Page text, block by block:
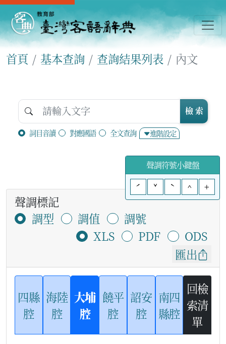
首頁 基本查詢 查詢結果列表 內文
詞目音讀 對應國語 全文查詢 進階設定
檢 索
聲調符號小鍵盤
ˊ
ˇ ˋ ^ +
聲調標記
調型
調值
調號
XLS
PDF
ODS
匯出
四縣
腔
海陸
腔
大埔
腔
饒平
腔
詔安
腔
南四
縣腔
回檢
索清
單